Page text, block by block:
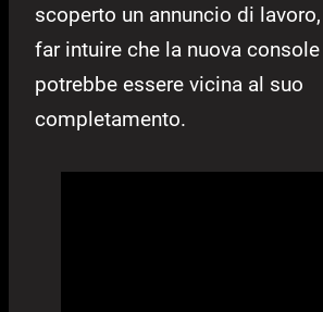
scoperto un annuncio di
far intuire che la nuova
potrebbe essere vicina al suo
completamento.